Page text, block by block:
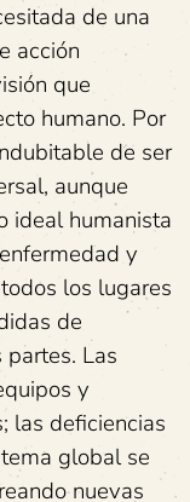
de una
acción
que
humano. Por
de ser
aunque
ideal humanista
y
los lugares
de
Las
y
las deficiencias
global se
nuevas